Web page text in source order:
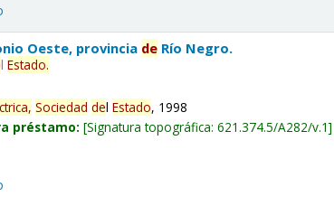
Oeste, provincia de Río Negro.
lEstado.
Sociedad delEstado, 1998
préstamo: Signatura topográfica:621.374.5/A282/v.1